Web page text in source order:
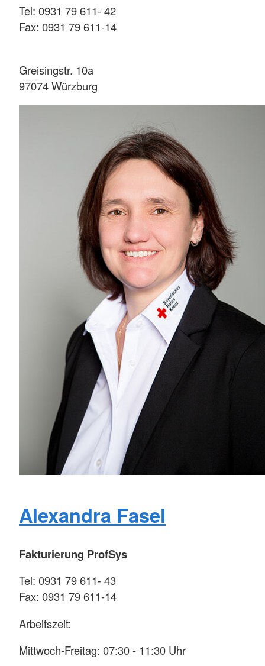
Tel: 0931 79 611- 42
Fax: 0931 79 611-14
Greisingstr. 10a
97074 Würzburg
Alexandra Fasel
Fakturierung ProfSys
Tel: 0931 79 611- 43
Fax: 0931 79 611-14
Arbeitszeit:
Mittwoch-Freitag: 07:30 - 11:30 Uhr